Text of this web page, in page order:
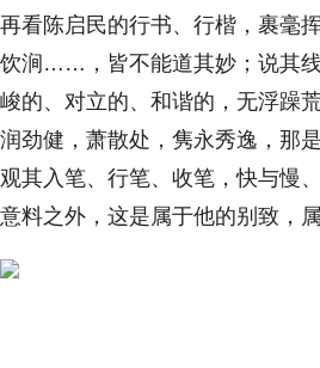
再看陈启民的行书、行楷，裹毫
饮涧……，皆不能道其妙；说其
峻的、对立的、和谐的，无浮躁
润劲健，萧散处，隽永秀逸，那
观其入笔、行笔、收笔，快与慢
意料之外，这是属于他的别致，